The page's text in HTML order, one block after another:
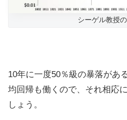
シーゲル教授
10年に一度50％級の暴落があ
均回帰も働くので、それ相応
しょう。